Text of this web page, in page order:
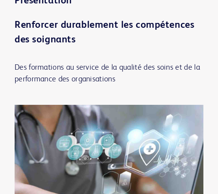
Renforcer durablement les compétences
des soignants
Des formations au service de la qualité des soins et de la
performance des organisations